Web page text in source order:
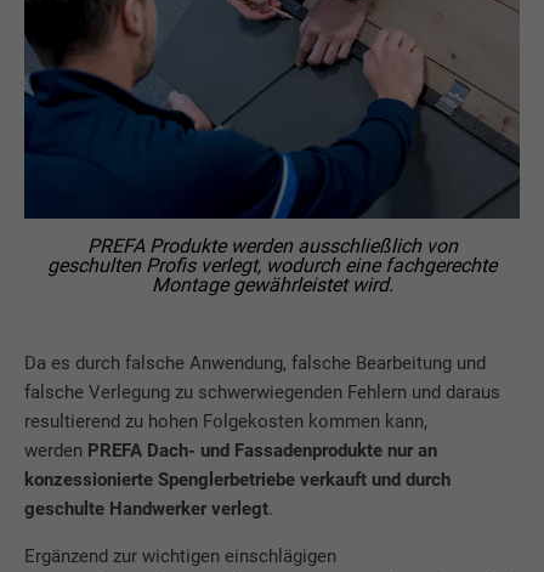
Da es durch falsche Anwendung, falsche Bearbeitung und
falsche Verlegung zu schwerwiegenden Fehlern und daraus
resultierend zu hohen Folgekosten kommen kann,
werden PREFA Dach- und Fassadenprodukte nur an
konzessionierte Spenglerbetriebe verkauft und durch
geschulte Handwerker verlegt.
Ergänzend zur wichtigen einschlägigen
PREFA Produkte werden ausschließlich von
geschulten Profis verlegt, wodurch eine fachgerechte
Montage gewährleistet wird.